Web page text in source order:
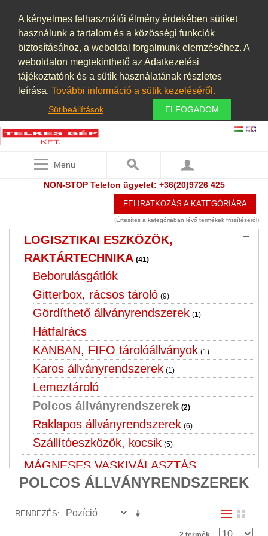
A kényelmes felhasználói élmény érdekében sütiket
használunk a tartalom és a közösségi funkciók
biztosításához, a weboldal forgalmunk elemzéséhez. A
weboldalon megtekinthető az Adatkezelési
tájékoztatónk és a sütik használatának részletes
leírása. További információ a sütik kezeléséről.
Sütibeállítások ELFOGADOM
Menu
NON-STOP Telefon ügyelet: +36(20)9726 425
FELIRATKOZÁS A KATEGÓRIÁRA
(Értesítés a kategóriában lévő termékek frissítéséről)
KÉT KOMPONENSŰ ADAGOLÓ ÉS
KEVERŐ RENDSZER
KEVERŐ, MIXER
KIEGYENSÚLYOZÓGÉP (2)
KOMPRESSZOROK
LABORTECHNIKA
LÉGKEZELŐ
ALKATRÉSZEK, HŰTÉS, FŰTÉS
LINEÁRIS SÍN, CSAPÁGY (3)
LOGISZTIKAI ESZKÖZÖK,
RAKTÁRTECHNIKA (41)
Beborulásgátlók
Gitterbox, rácsos tároló (9)
Gördíthető állványrendszerek (1)
Hátfalrács
KANBAN, FIFO tárolóállványok (1)
Karos állványrendszerek (1)
Lemeztároló
Polcos állványrendszerek (2)
Raklapos állványrendszerek (6)
Szállítóeszközök, kocsik (5)
MÁGNESES VASKIVÁLASZTÁS,
VASKIVÁLASZTÓ, FÉMKIVÁLASZTÓ (1)
MÉRLEG, SZALAGMÉRLEG,
SZÁLLÍTÓSZALAG
POLCOS ÁLLVÁNYRENDSZEREK
RENDEZÉS